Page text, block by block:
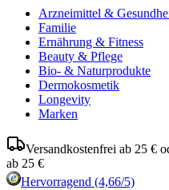
Arzneimittel &
Familie
Ernährung & Fitness
Beauty & Pflege
Bio- & Naturprodukte
Dermokosmetik
Longevity
Marken
Versandkostenfrei ab 25 €
ab 25 €
Hervorragend (4,66/5)